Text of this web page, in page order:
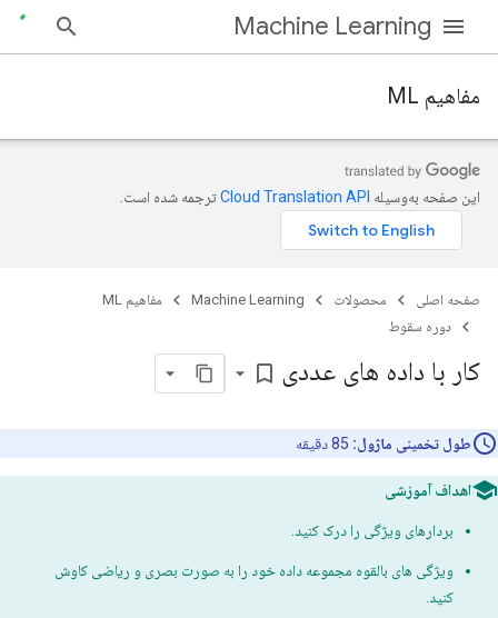
Machine Learning
مفاهیم ML
این صفحه به‌وسیله ترجمه شده است.
صفحه اصلی محصولات Machine Learning
مفاهیم ML
دوره سقوط
کار با داده های عددی bookmark_border
طول تخمینی ماژول:
اهداف آموزشی
بردارهای ویژگی را درک کنید.
ویژگی های بالقوه مجموعه داده خود را به صورت بصری و ریاضی کاوش
کنید.